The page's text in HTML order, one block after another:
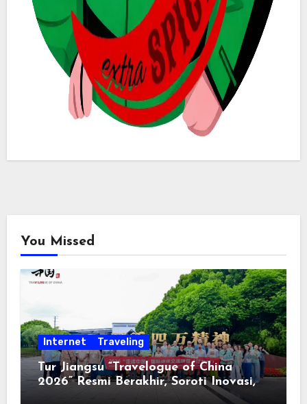
You Missed
Internet Traveling
Tur Jiangsu “Travelogue of China
2026” Resmi Berakhir, Soroti Inovasi,
Keterbukaan, dan Pembangunan